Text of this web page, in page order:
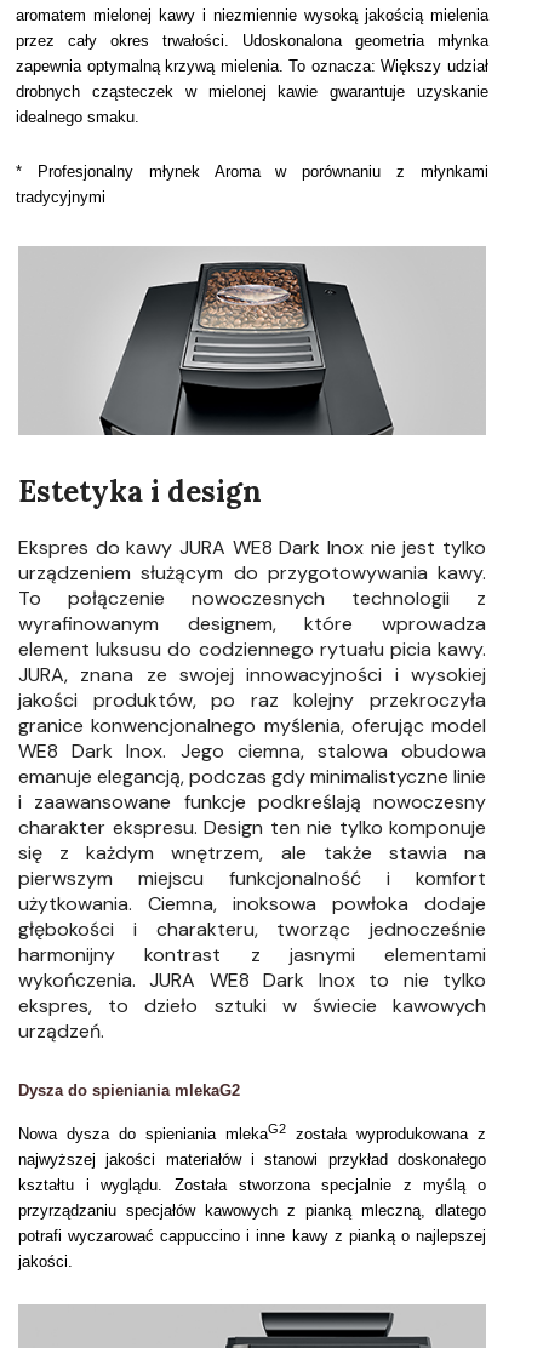
aromatem mielonej kawy i niezmiennie wysoką jakością mielenia
przez cały okres trwałości. Udoskonalona geometria młynka
zapewnia optymalną krzywą mielenia. To oznacza: Większy udział
drobnych cząsteczek w mielonej kawie gwarantuje uzyskanie
idealnego smaku.
* Profesjonalny młynek Aroma w porównaniu z młynkami
tradycyjnymi
Estetyka i design
Ekspres do kawy JURA WE8 Dark Inox nie jest tylko
urządzeniem służącym do przygotowywania kawy.
To połączenie nowoczesnych technologii z
wyrafinowanym designem, które wprowadza
element luksusu do codziennego rytuału picia kawy.
JURA, znana ze swojej innowacyjności i wysokiej
jakości produktów, po raz kolejny przekroczyła
granice konwencjonalnego myślenia, oferując model
WE8 Dark Inox. Jego ciemna, stalowa obudowa
emanuje elegancją, podczas gdy minimalistyczne linie
i zaawansowane funkcje podkreślają nowoczesny
charakter ekspresu. Design ten nie tylko komponuje
się z każdym wnętrzem, ale także stawia na
pierwszym miejscu funkcjonalność i komfort
użytkowania. Ciemna, inoksowa powłoka dodaje
głębokości i charakteru, tworząc jednocześnie
harmonijny kontrast z jasnymi elementami
wykończenia. JURA WE8 Dark Inox to nie tylko
ekspres, to dzieło sztuki w świecie kawowych
urządzeń.
Dysza do spieniania mlekaG2
Nowa dysza do spieniania mlekaG2
została wyprodukowana z
najwyższej jakości materiałów i stanowi przykład doskonałego
kształtu i wyglądu. Została stworzona specjalnie z myślą o
przyrządzaniu specjałów kawowych z pianką mleczną, dlatego
potrafi wyczarować cappuccino i inne kawy z pianką o najlepszej
jakości.